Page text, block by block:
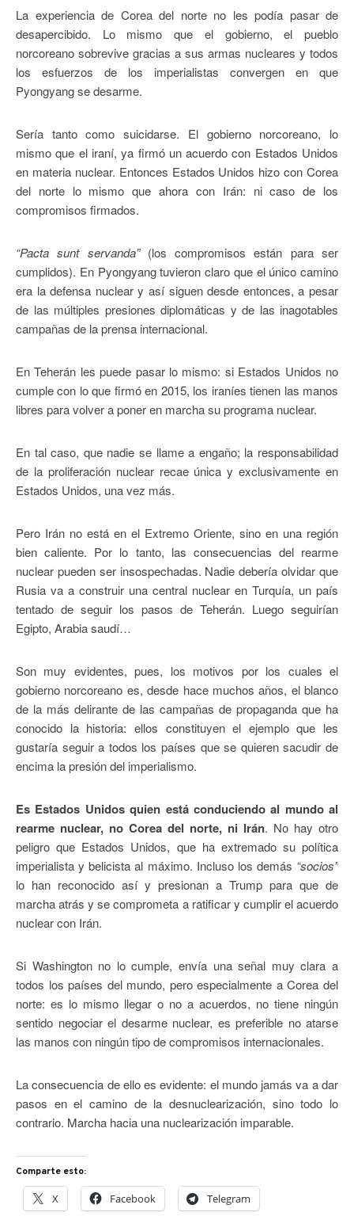
La experiencia de Corea del norte no les podía pasar de
desapercibido. Lo mismo que el gobierno, el pueblo
norcoreano sobrevive gracias a sus armas nucleares y todos
los esfuerzos de los imperialistas convergen en que
Pyongyang se desarme.
Sería tanto como suicidarse. El gobierno norcoreano, lo
mismo que el iraní, ya firmó un acuerdo con Estados Unidos
en materia nuclear. Entonces Estados Unidos hizo con Corea
del norte lo mismo que ahora con Irán: ni caso de los
compromisos firmados.
“Pacta sunt servanda”(los compromisos están para ser
cumplidos). En Pyongyang tuvieron claro que el único camino
era la defensa nuclear y así siguen desde entonces, a pesar
de las múltiples presiones diplomáticas y de las inagotables
campañas de la prensa internacional.
En Teherán les puede pasar lo mismo: si Estados Unidos no
cumple con lo que firmó en 2015, los iraníes tienen las manos
libres para volver a poner en marcha su programa nuclear.
En tal caso, que nadie se llame a engaño; la responsabilidad
de la proliferación nuclear recae única y exclusivamente en
Estados Unidos, una vez más.
Pero Irán no está en el Extremo Oriente, sino en una región
bien caliente. Por lo tanto, las consecuencias del rearme
nuclear pueden ser insospechadas. Nadie debería olvidar que
Rusia va a construir una central nuclear en Turquía, un país
tentado de seguir los pasos de Teherán. Luego seguirían
Egipto, Arabia saudí…
Son muy evidentes, pues, los motivos por los cuales el
gobierno norcoreano es, desde hace muchos años, el blanco
de la más delirante de las campañas de propaganda que ha
conocido la historia: ellos constituyen el ejemplo que les
gustaría seguir a todos los países que se quieren sacudir de
encima la presión del imperialismo.
Es Estados Unidos quien está conduciendo al mundo al
rearme nuclear, no Corea del norte, ni Irán. No hay otro
peligro que Estados Unidos, que ha extremado su política
imperialista y belicista al máximo. Incluso los demás “socios”
lo han reconocido así y presionan a Trump para que de
marcha atrás y se comprometa a ratificar y cumplir el acuerdo
nuclear con Irán.
Si Washington no lo cumple, envía una señal muy clara a
todos los países del mundo, pero especialmente a Corea del
norte: es lo mismo llegar o no a acuerdos, no tiene ningún
sentido negociar el desarme nuclear, es preferible no atarse
las manos con ningún tipo de compromisos internacionales.
La consecuencia de ello es evidente: el mundo jamás va a dar
pasos en el camino de la desnuclearización, sino todo lo
contrario. Marcha hacia una nuclearización imparable.
Comparte esto:
X Facebook Telegram